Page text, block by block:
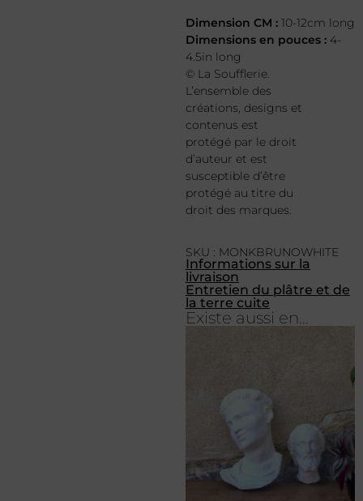
Dimension CM : 10-12cm long
Dimensions en pouces : 4-
4.5in long
© La Soufflerie.
L’ensemble des
créations, designs et
contenus est
protégé par le droit
d’auteur et est
susceptible d’être
protégé au titre du
droit des marques.
SKU : MONKBRUNOWHITE
Informations sur la
livraison
Entretien du plâtre et de
la terre cuite
Existe aussi en...